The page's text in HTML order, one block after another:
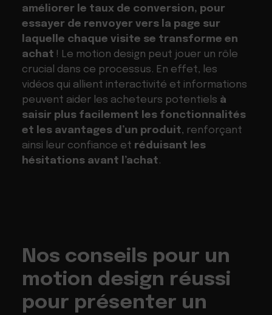
améliorer le taux de conversion, pour
essayer de renvoyer vers la page sur
laquelle chaque visite se transforme en
achat ! Le motion design peut jouer un rôle
crucial dans ce processus. En effet, les
vidéos qui allient interactivité et informations
peuvent aider les acheteurs potentiels à
saisir plus facilement les fonctionnalités
et les avantages d’un produit, renforçant
ainsi leur confiance et réduisant les
hésitations avant l’achat.
Nos conseils pour un
motion design réussi
pour présenter un